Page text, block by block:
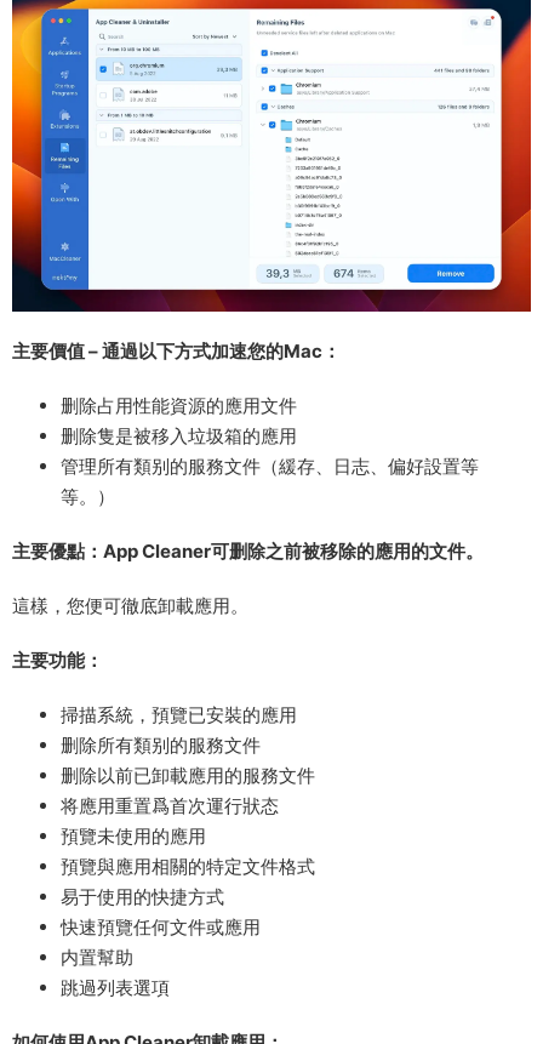
主要價值 – 通過以下方式加速您的Mac：
删除占用性能資源的應用文件
删除隻是被移入垃圾箱的應用
管理所有類别的服務文件（緩存、日志、偏好設置等
等。）
主要優點：App Cleaner可删除之前被移除的應用的文件。
這樣，您便可徹底卸載應用。
主要功能：
掃描系統，預覽已安裝的應用
删除所有類别的服務文件
删除以前已卸載應用的服務文件
将應用重置爲首次運行狀态
預覽未使用的應用
預覽與應用相關的特定文件格式
易于使用的快捷方式
快速預覽任何文件或應用
内置幫助
跳過列表選項